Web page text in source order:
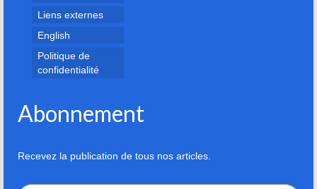
Liens externes
English
Politique de
confidentialité
Abonnement
Recevez la publication de tous nos articles.
Saisissez votre adresse e-mail…